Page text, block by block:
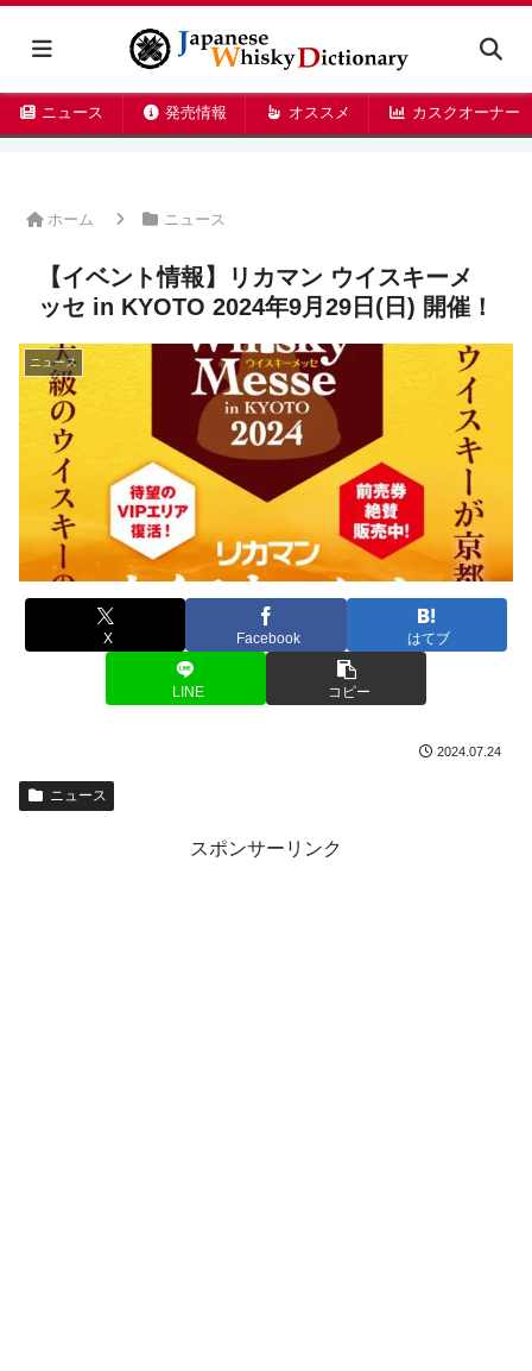
ニュース 発売情報 オススメ カスクオーナー
ホーム ニュース
【イベント情報】リカマン ウイスキーメ
ッセ in KYOTO 2024年9月29日(日) 開催！
ニュース
X Facebook はてブ
LINE コピー
2024.07.24
ニュース
スポンサーリンク